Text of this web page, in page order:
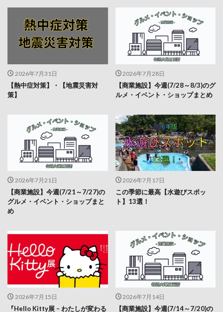
2026年7月31日
【熱中症対策】・【地震災害対
策】
2026年7月28日
【商業施設】今週(7/28～8/3)のグ
ルメ・イベント・ショップまとめ
2026年7月21日
【商業施設】今週(7/21～7/27)の
グルメ・イベント・ショップまと
め
2026年7月17日
この季節に最高【水遊びスポッ
ト】13選！
2026年7月15日
『Hello Kitty展 – わたしが変わる
2026年7月14日
【商業施設】今週(7/14～7/20)の